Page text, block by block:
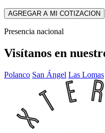
AGREGAR A MI COTIZACION
Presencia nacional
Visítanos en
Polanco San Ángel Las Lomas